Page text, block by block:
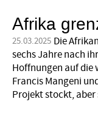
Afrika
25.03.2025 Die
sechs Jahre nach
Hoffnungen auf
Francis Mangeni
Projekt stockt,